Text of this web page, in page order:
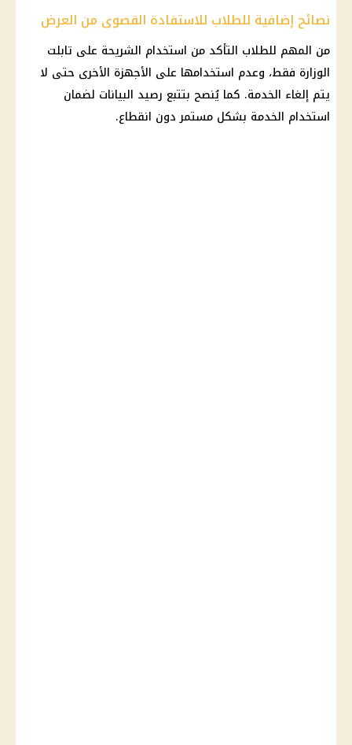
نصائح إضافية للطلاب للاستفادة القصوى من العرض
من المهم للطلاب التأكد من استخدام الشريحة على تابلت
الوزارة فقط، وعدم استخدامها على الأجهزة الأخرى حتى لا
يتم إلغاء الخدمة. كما يُنصح بتتبع رصيد البيانات لضمان
استخدام الخدمة بشكل مستمر دون انقطاع.